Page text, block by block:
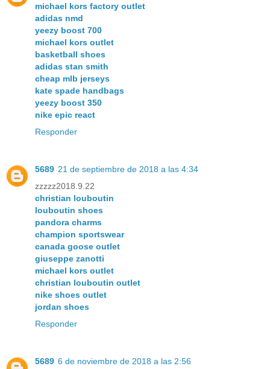
michael kors factory outlet
adidas nmd
yeezy boost 700
michael kors outlet
basketball shoes
adidas stan smith
cheap mlb jerseys
kate spade handbags
yeezy boost 350
nike epic react
Responder
5689 21 de septiembre de 2018 a las 4:34
zzzzz2018.9.22
christian louboutin
louboutin shoes
pandora charms
champion sportswear
canada goose outlet
giuseppe zanotti
michael kors outlet
christian louboutin outlet
nike shoes outlet
jordan shoes
Responder
5689 6 de noviembre de 2018 a las 2:56